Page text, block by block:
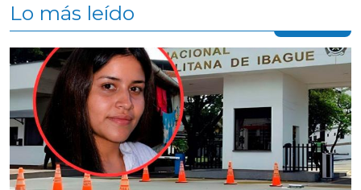
Lo más leído
Contenido multimedia principal